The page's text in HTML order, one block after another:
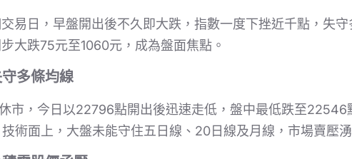
易日，早盤開出後不久即大跌，指數一度下挫近千點，失守
大跌75元至1060元，成為盤面焦點。
多條均線
市，今日以22796點開出後迅速走低，盤中最低跌至
術面上，大盤未能守住五日線、20日線及月線，市場賣壓